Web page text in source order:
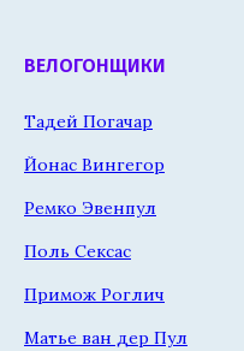
ВЕЛОГОНЩИКИ
Тадей Погачар
Йонас Вингегор
Ремко Эвенпул
Поль Сексас
Примож Роглич
Матье ван дер Пул